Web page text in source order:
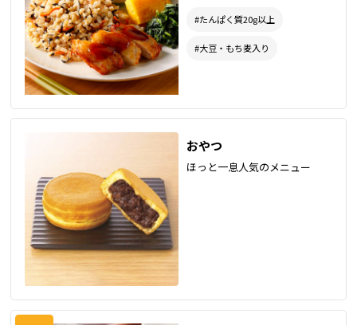
#たんぱく質20g以上
#大豆・もち麦入り
おやつ
ほっと一息人気のメニュー